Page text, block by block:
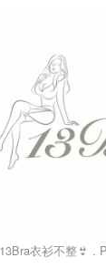
衣衫不整👙 .